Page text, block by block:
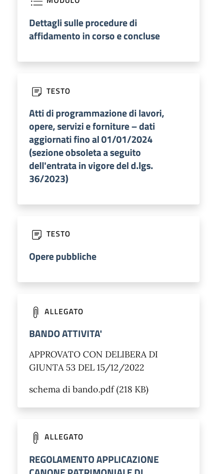
Dettagli sulle procedure di
affidamento in corso e concluse
TESTO
Atti di programmazione di lavori,
opere, servizi e forniture – dati
aggiornati fino al 01/01/2024
(sezione obsoleta a seguito
dell'entrata in vigore del d.lgs.
36/2023)
TESTO
Opere pubbliche
ALLEGATO
BANDO ATTIVITA'
APPROVATO CON DELIBERA DI
GIUNTA 53 DEL 15/12/2022
schema di bando.pdf (218 KB)
ALLEGATO
REGOLAMENTO APPLICAZIONE